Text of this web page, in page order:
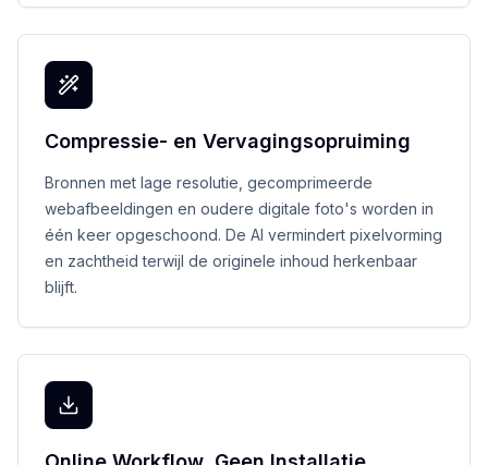
Compressie- en Vervagingsopruiming
Bronnen met lage resolutie, gecomprimeerde
webafbeeldingen en oudere digitale foto's worden in
één keer opgeschoond. De AI vermindert pixelvorming
en zachtheid terwijl de originele inhoud herkenbaar
blijft.